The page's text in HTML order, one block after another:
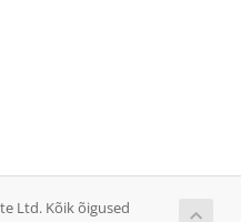
Ltd. Kõik õigused